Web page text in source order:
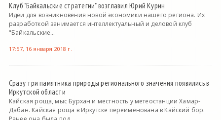
Клуб "Байкальские стратегии" возглавил Юрий Курин
Идеи для возникновения новой экономики нашего региона. Их
разработкой занимается интеллектуальный и деловой клуб
"Байкальские...
17:57, 16 января 2018 г.
Сразу три памятника природы регионального значения появились в
Иркутской области
Кайская роща, мыс Бурхан и местность у метеостанции Хамар-
Дабан. Кайская роща в Иркутске переименована в Кайский бор.